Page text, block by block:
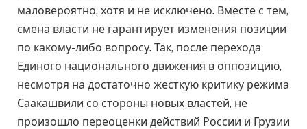
маловероятно, хотя и не исключено. Вместе с тем,
смена власти не гарантирует изменения позиции
по какому-либо вопросу. Так, после перехода
Единого национального движения в оппозицию,
несмотря на достаточно жесткую критику режима
Саакашвили со стороны новых властей, не
произошло переоценки действий России и Грузии